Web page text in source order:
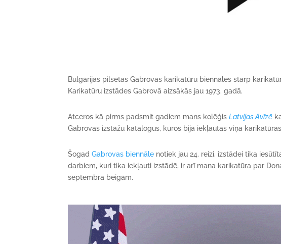
Bulgārijas pilsētas Gabrovas karikatūru biennāles starp
Karikatūru izstādes Gabrovā aizsākās jau 1973. gadā.
Atceros kā pirms padsmit gadiem mans kolēģisLatvijas Avīzē
Gabrovas izstāžu katalogus, kuros bija iekļautas viņa
ŠogadGabrovas biennāle notiek jau 24. reizi, izstādei tika
darbiem, kuri tika iekļauti izstādē, ir arī mana karikatūra par
septembra beigām.